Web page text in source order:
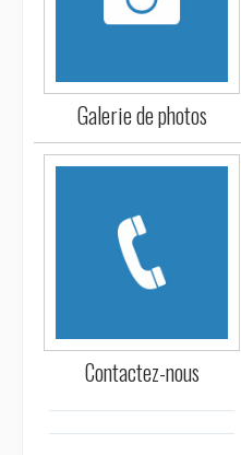
Galerie de photos
Contactez-nous